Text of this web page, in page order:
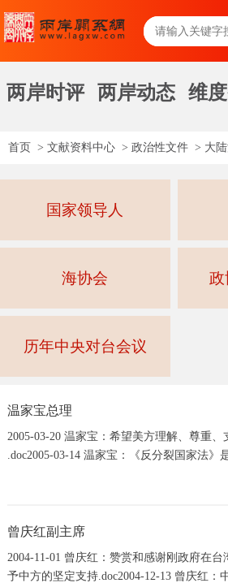
两岸时评 两岸动态 维
首页 > 文献资料中心 > 政治性文件 > 大
国家领导人
海协会 政
历年中央对台会议
温家宝总理
2005-03-20 温家宝：希望美方理解、尊重
.doc2005-03-14 温家宝：《反分裂国家法》
宝：台湾当局“终止国统”严重破坏和平稳定
曾庆红副主席
2004-11-01 曾庆红：赞赏和感谢刚政府在
予中方的坚定支持.doc2004-12-13 曾庆红：